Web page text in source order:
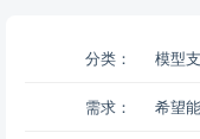
分类： 模型
需求： 希望